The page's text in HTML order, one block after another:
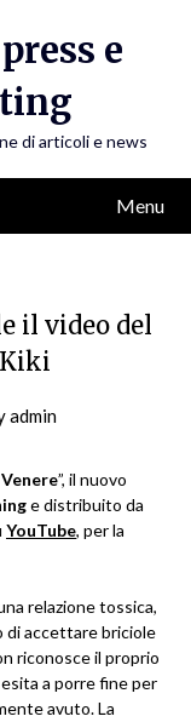
e
di articoli e news
Menu
il video del
admin
”, il nuovo
e distribuito da
YouTube, per la
relazione tossica,
di accettare briciole
riconosce il proprio
a porre fine per
avuto. La